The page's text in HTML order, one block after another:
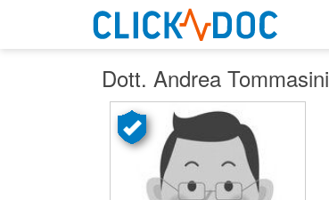
Dott. Andrea Tommasini